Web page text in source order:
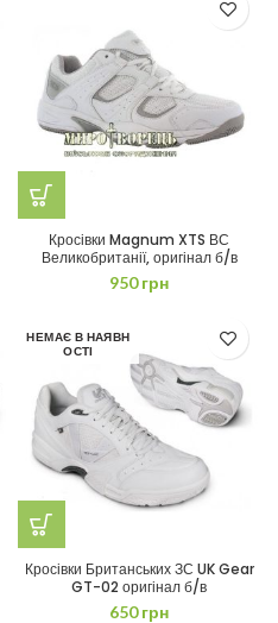
Кросівки Magnum XTS ВС
Великобританії, оригінал б/в
950грн
НЕМАЄ В НАЯВН
ОСТІ
Кросівки Британських ЗС UK Gear
GT-02 оригінал б/в
650грн